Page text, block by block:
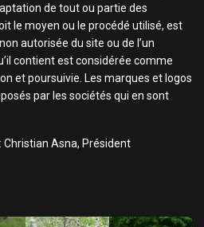
de tout ou partie des
le moyen ou le procédé utilisé, est
autorisée du site ou de l’un
contient est considérée comme
et poursuivie. Les marques et logos
par les sociétés qui en sont
Christian Asna, Président